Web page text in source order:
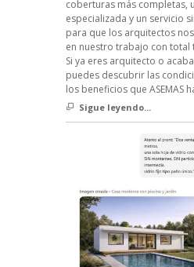
coberturas más completas,
especializada y un servicio
para que los arquitectos
en nuestro trabajo con total
Si ya eres arquitecto o
puedes descubrir las
los beneficios que ASEMAS
Sigue leyendo...